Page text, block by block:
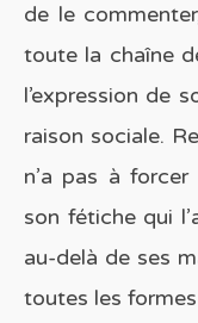
de le
toute la chaîne
l’expression de
raison sociale.
n’a pas à
son fétiche qui
au-delà de ses
toutes les